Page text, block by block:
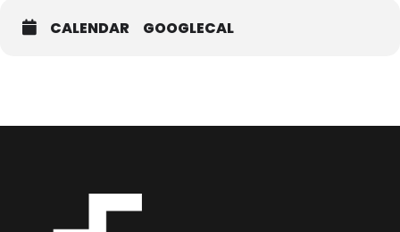
CALENDAR GOOGLECAL